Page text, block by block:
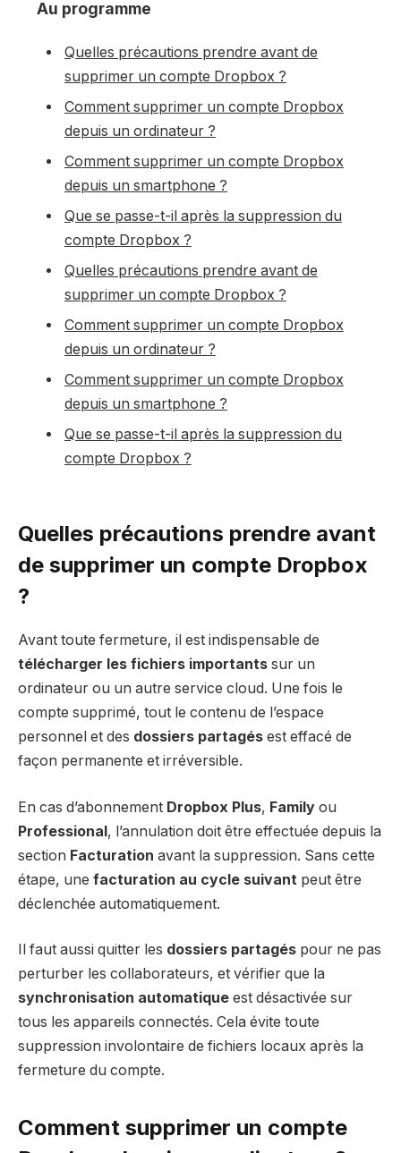
Au programme
Quelles précautions prendre avant de
supprimer un compte Dropbox ?
Comment supprimer un compte Dropbox
depuis un ordinateur ?
Comment supprimer un compte Dropbox
depuis un smartphone ?
Que se passe-t-il après la suppression du
compte Dropbox ?
Quelles précautions prendre avant de
supprimer un compte Dropbox ?
Comment supprimer un compte Dropbox
depuis un ordinateur ?
Comment supprimer un compte Dropbox
depuis un smartphone ?
Que se passe-t-il après la suppression du
compte Dropbox ?
Quelles précautions prendre avant
de supprimer un compte Dropbox
?
Avant toute fermeture, il est indispensable de
télécharger les fichiers importants sur un
ordinateur ou un autre service cloud. Une fois le
compte supprimé, tout le contenu de l’espace
personnel et des dossiers partagés est effacé de
façon permanente et irréversible.
En cas d’abonnement Dropbox Plus, Family ou
Professional, l’annulation doit être effectuée depuis la
section Facturation avant la suppression. Sans cette
étape, une facturation au cycle suivant peut être
déclenchée automatiquement.
Il faut aussi quitter les dossiers partagés pour ne pas
perturber les collaborateurs, et vérifier que la
synchronisation automatique est désactivée sur
tous les appareils connectés. Cela évite toute
suppression involontaire de fichiers locaux après la
fermeture du compte.
Comment supprimer un compte